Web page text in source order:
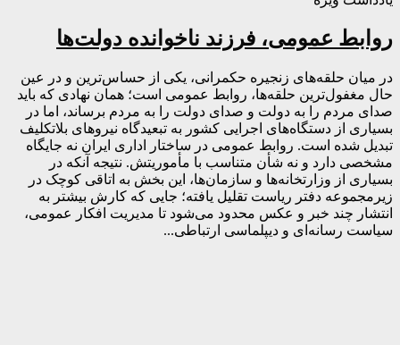
روابط عمومی، فرزند ناخوانده دولت‌ها
در میان حلقه‌های زنجیره حکمرانی، یکی از حساس‌ترین و در عین
حال مغفول‌ترین حلقه‌ها، روابط عمومی است؛ همان نهادی که باید
صدای مردم را به دولت و صدای دولت را به مردم برساند، اما در
بسیاری از دستگاه‌های اجرایی کشور به تبعیدگاه نیروهای بلا‌تکلیف
تبدیل شده است. روابط عمومی در ساختار اداری ایران نه جایگاه
مشخصی دارد و نه شأن متناسب با مأموریتش. نتیجه آنکه در
بسیاری از وزارتخانه‌ها و سازمان‌ها، این بخش به اتاقی کوچک در
زیرمجموعه دفتر ریاست تقلیل یافته؛ جایی که کارش بیشتر به
انتشار چند خبر و عکس محدود می‌شود تا مدیریت افکار عمومی،
سیاست رسانه‌ای و دیپلماسی ارتباطی...